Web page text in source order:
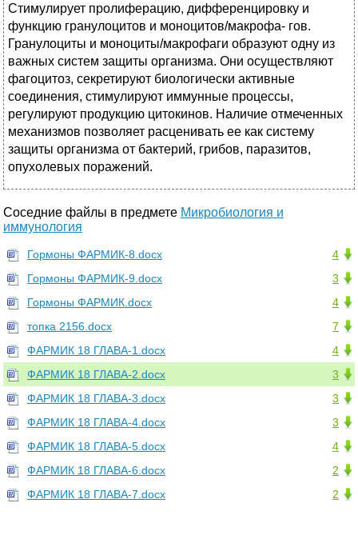
Стимулирует пролиферацию, дифференцировку и
функцию гранулоцитов и моноцитов/макрофа- гов.
Гранулоциты и моноциты/макрофаги образуют одну из
важных систем защиты организма. Они осуществляют
фагоцитоз, секретируют биологически активные
соединения, стимулируют иммунные процессы,
регулируют продукцию цитокинов. Наличие отмеченных
механизмов позволяет расценивать ее как систему
защиты организма от бактерий, грибов, паразитов,
опухолевых поражений.
Соседние файлы в предмете Микробиология и
иммунология
4
Гормоны ФАРМИК-8.docx
3
Гормоны ФАРМИК-9.docx
4
Гормоны ФАРМИК.docx
7
топка 2156.docx
4
ФАРМИК 18 ГЛАВА-1.docx
3
ФАРМИК 18 ГЛАВА-2.docx
3
ФАРМИК 18 ГЛАВА-3.docx
3
ФАРМИК 18 ГЛАВА-4.docx
4
ФАРМИК 18 ГЛАВА-5.docx
2
ФАРМИК 18 ГЛАВА-6.docx
2
ФАРМИК 18 ГЛАВА-7.docx